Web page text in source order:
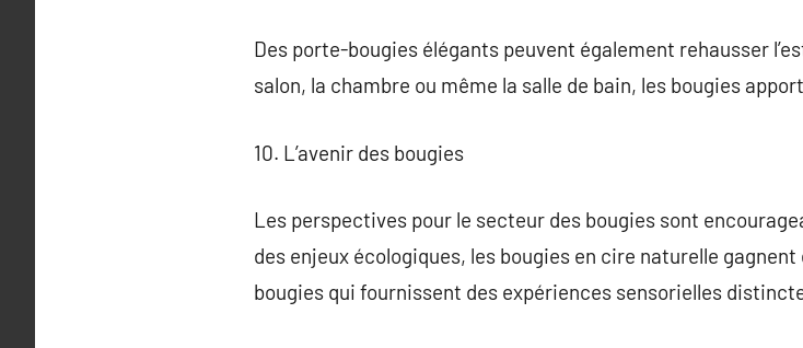
Des porte-bougies élégants peuvent également rehausser
salon, la chambre ou même la salle de bain, les bougies
10. L’avenir des bougies
Les perspectives pour le secteur des bougies sont
des enjeux écologiques, les bougies en cire naturelle
bougies qui fournissent des expériences sensorielles